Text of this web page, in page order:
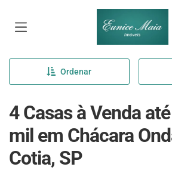
Página inicial
Ordenar
4 Casas à Venda
mil em Chácara
Cotia, SP